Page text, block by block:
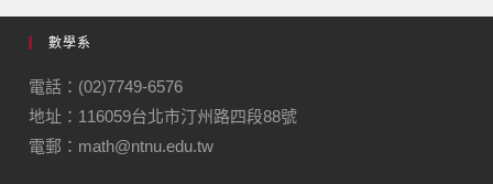
e
b
o
o
k
gr
m
數學系
電話：(02)7749-6576
地址：116059台北市汀州路四段88號
電郵：math@ntnu.edu.tw